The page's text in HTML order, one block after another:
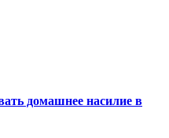
домашнее насилие в